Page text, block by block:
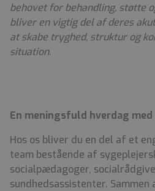
behovet for behandling, støtte
bliver en vigtig del af deres
at skabe tryghed, struktur og
situation.
En meningsfuld hverdag
Hos os bliver du en del af et
team bestående af
socialpædagoger,
sundhedsassistenter.